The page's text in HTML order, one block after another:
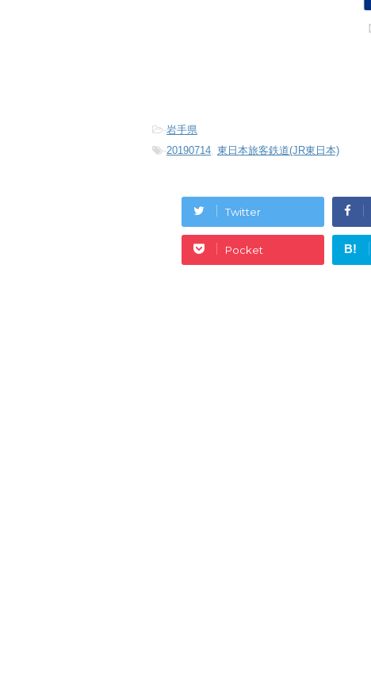
-岩手県
-20190714, 東日本旅客鉄道(JR東日本)
Twitter
Pocket B!